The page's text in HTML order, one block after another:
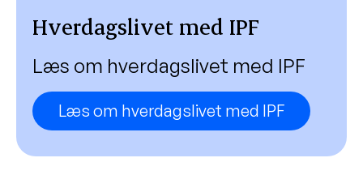
Hverdagslivet med IPF
Læs om hverdagslivet med IPF
Læs om hverdagslivet med IPF